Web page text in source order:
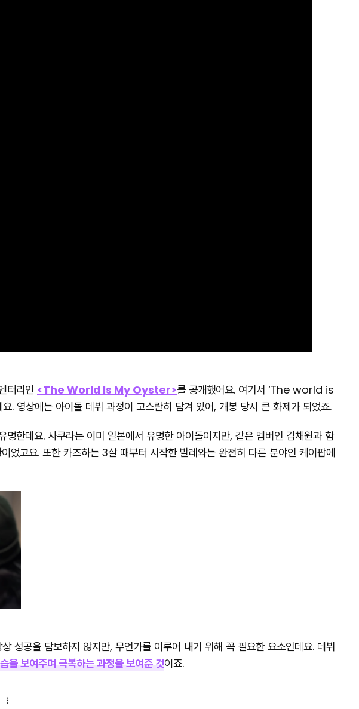
터리인 <The World Is My Oyster>를 공개했어요. 여기서 ‘The world is
영상에는 아이돌 데뷔 과정이 고스란히 담겨 있어, 개봉 당시 큰 화제가 되었죠.
명한데요. 사쿠라는 이미 일본에서 유명한 아이돌이지만, 같은 멤버인 김채원과 함
었고요. 또한 카즈하는 3살 때부터 시작한 발레와는 완전히 다른 분야인 케이팝에
성공을 담보하지 않지만, 무언가를 이루어 내기 위해 꼭 필요한 요소인데요. 데뷔
을 보여주며 극복하는 과정을 보여준 것이죠.